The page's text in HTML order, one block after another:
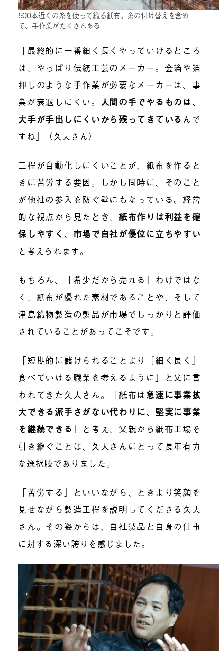
500本近くの糸を使って織る紙布。糸の付け替えを含め
て、手作業がたくさんある
「最終的に一番細く長くやっていけるところ
は、やっぱり伝統工芸のメーカー。金箔や箔
押しのような手作業が必要なメーカーは、事
業が衰退しにくい。 人間の手でやるものは、
大手が手出しにくいから残ってきている んで
すね」（久人さん）
工程が自動化しにくいことが、紙布を作ると
きに苦労する要因。しかし同時に、そのこと
が他社の参入を防ぐ壁にもなっている。経営
的な視点から見たとき、紙布作りは利益を確
保しやすく、市場で自社が優位に立ちやすい
と考えられます。
もちろん、「希少だから売れる」わけではな
く、紙布が優れた素材であることや、そして
津島織物製造の製品が市場でしっかりと評価
されていることがあってこそです。
「短期的に儲けられることより
『細く長く』
食べていける職業 を考えるように」と父に言
われてきた久人さん。「紙布は 急速に事業拡
大できる派手さがない代わりに、堅実に事業
を継続できる 」と考え、父親から紙布工場を
引き継ぐことは、久人さんにとって長年有力
な選択肢でありました。
「苦労する」といいながら、ときより笑顔を
見せながら製造工程を説明してくださる久人
さん。その姿からは、自社製品と自身の仕事
に対する深い誇りを感じました。